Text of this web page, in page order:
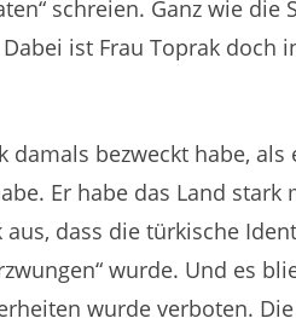
schreien. Ganz wie die
ist Frau Toprak doch
damals bezweckt habe, als
Er habe das Land stark
dass die türkische
wurde. Und es
wurde verboten.